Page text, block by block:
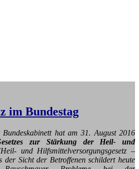
im Bundestag
Bundeskabinett hat am 31. August 2016
zur Stärkung der Heil- und
und Hilfsmittelversorgungsgesetz –
der Sicht der Betroffenen schildert heute